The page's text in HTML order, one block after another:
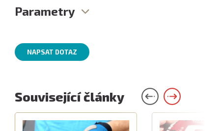
Parametry
NAPSAT DOTAZ
Související články